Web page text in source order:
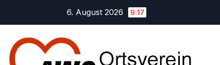
springen
6. August 2026 9:17